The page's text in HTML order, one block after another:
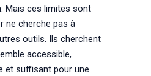
Mais ces limites sont
ne cherche pas à
outils. Ils cherchent
accessible,
et suffisant pour une